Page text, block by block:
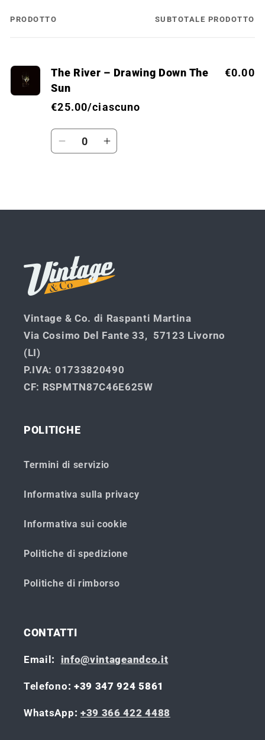
Il
PRODOTTO SUBTOTALE PRODOTTO
The River ‎– Drawing Down The
Sun
€25.00/ciascuno
€0.00
Quantità
DiminuisciAumenta
in
Vintage & Co. di Raspanti Martina
Via Cosimo Del Fante 33, 57123 Livorno
(LI)
P.IVA: 01733820490
CF: RSPMTN87C46E625W
POLITICHE
Termini di servizio
Informativa sulla privacy
Informativa sui cookie
Politiche di spedizione
Politiche di rimborso
CONTATTI
Email: info@vintageandco.it
Telefono: +39 347 924 5861
WhatsApp: +39 366 422 4488